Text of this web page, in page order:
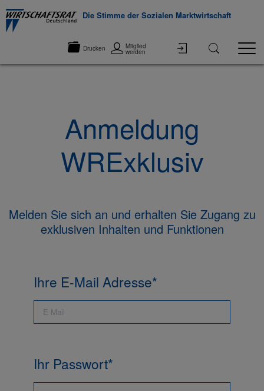
Die Stimme der Sozialen Marktwirtschaft
Drucken Mitglied
werden
Anmeldung
WRExklusiv
Melden Sie sich an und erhalten Sie Zugang zu
exklusiven Inhalten und Funktionen
Ihre E-Mail Adresse
Ihr Passwort